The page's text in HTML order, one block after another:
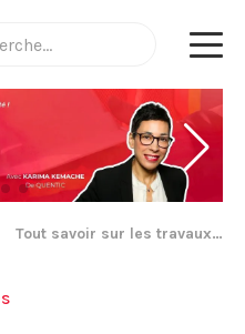
Tout savoir sur les travaux à proximité des réseaux